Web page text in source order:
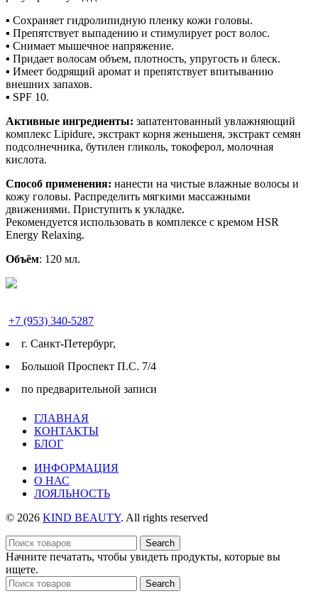
▪ Сохраняет гидролипидную пленку кожи головы.
▪ Препятствует выпадению и стимулирует рост волос.
▪ Снимает мышечное напряжение.
▪ Придает волосам объем, плотность, упругость и блеск.
▪ Имеет бодрящий аромат и препятствует впитыванию
внешних запахов.
▪ SPF 10.
Активные ингредиенты: запатентованный увлажняющий
комплекс Lipidure, экстракт корня женьшеня, экстракт семян
подсолнечника, бутилен гликоль, токоферол, молочная
кислота.
Способ применения: нанести на чистые влажные волосы и
кожу головы. Распределить мягкими массажными
движениями. Приступить к укладке.
Рекомендуется использовать в комплексе с кремом HSR
Energy Relaxing.
Объём: 120 мл.
+7 (953) 340-5287
г. Cанкт-Петербург,
Большой Проспект П.С. 7/4
по предварительной записи
ГЛАВНАЯ
КОНТАКТЫ
БЛОГ
ИНФОРМАЦИЯ
О НАС
ЛОЯЛЬНОСТЬ
© 2026 KIND BEAUTY. All rights reserved
Search
Начните печатать, чтобы увидеть продукты, которые вы
ищете.
Search